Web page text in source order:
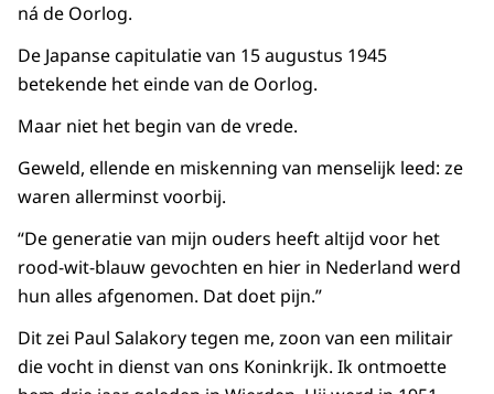
ná de Oorlog.
De Japanse capitulatie van 15 augustus 1945
betekende het einde van de Oorlog.
Maar niet het begin van de vrede.
Geweld, ellende en miskenning van menselijk leed: ze
waren allerminst voorbij.
“De generatie van mijn ouders heeft altijd voor het
rood-wit-blauw gevochten en hier in Nederland werd
hun alles afgenomen. Dat doet pijn.”
Dit zei Paul Salakory tegen me, zoon van een militair
die vocht in dienst van ons Koninkrijk. Ik ontmoette